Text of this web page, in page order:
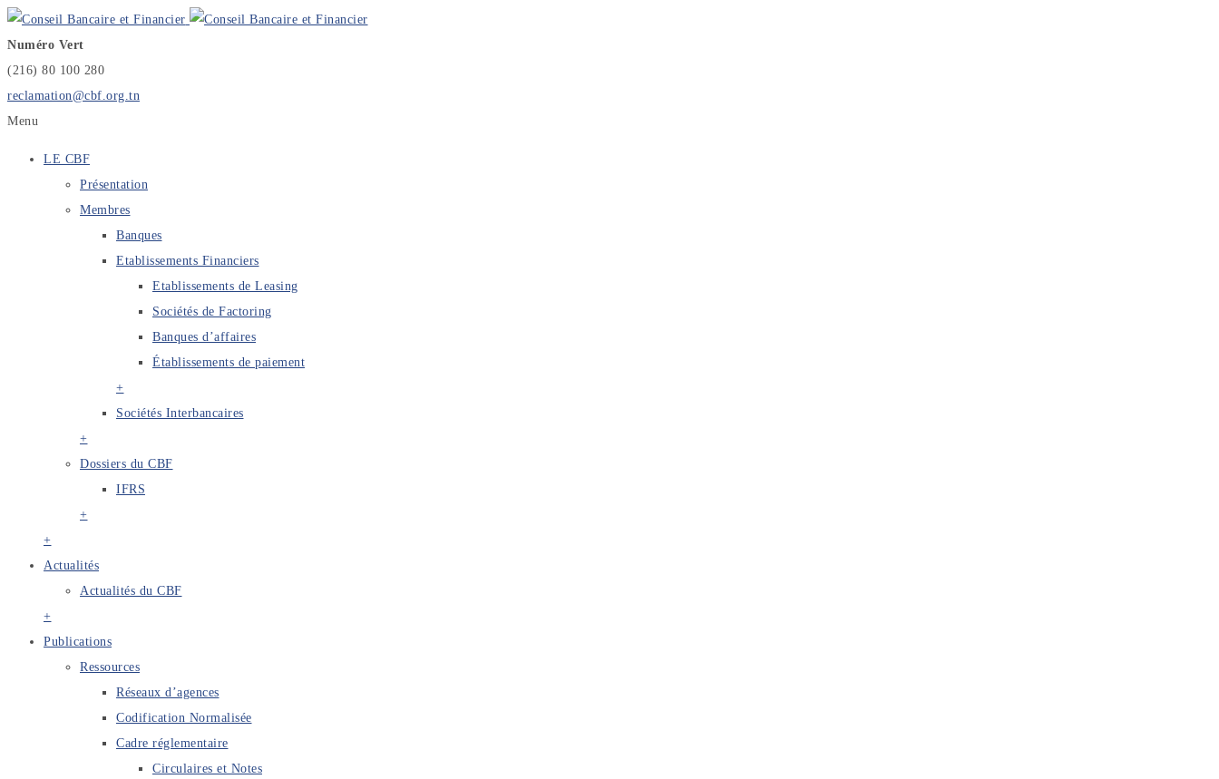
Numéro Vert
(216) 80 100 280
reclamation@cbf.org.tn
Menu
LE CBF
Présentation
Membres
Banques
Etablissements Financiers
Etablissements de Leasing
Sociétés de Factoring
Banques d’affaires
Établissements de paiement
+
Sociétés Interbancaires
+
Dossiers du CBF
IFRS
+
+
Actualités
Actualités du CBF
+
Publications
Ressources
Réseaux d’agences
Codification Normalisée
Cadre réglementaire
Circulaires et Notes